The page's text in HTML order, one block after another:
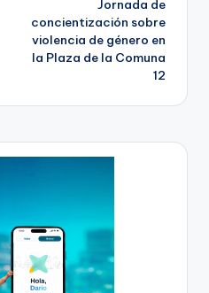
Jornada de
concientización sobre
violencia de género en
la Plaza de la Comuna
12